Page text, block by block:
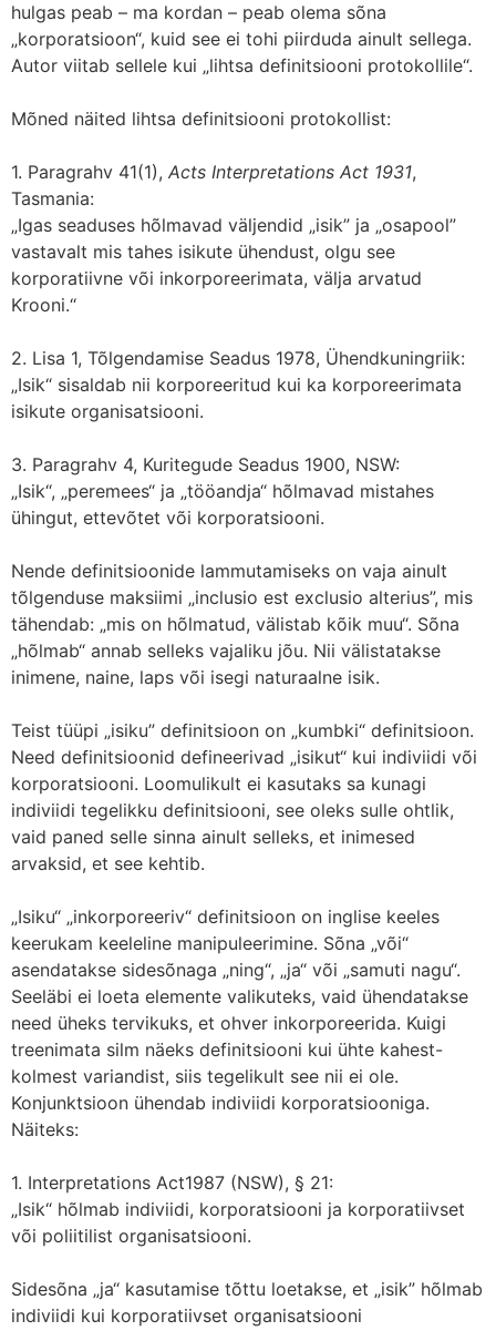
hulgas peab – ma kordan – peab olema sõna
„korporatsioon“, kuid see ei tohi piirduda ainult sellega.
Autor viitab sellele kui „lihtsa definitsiooni protokollile“.
Mõned näited lihtsa definitsiooni protokollist:
1. Paragrahv 41(1), Acts Interpretations Act 1931,
Tasmania:
„Igas seaduses hõlmavad väljendid „isik” ja „osapool”
vastavalt mis tahes isikute ühendust, olgu see
korporatiivne või inkorporeerimata, välja arvatud
Krooni.“
2. Lisa 1, Tõlgendamise Seadus 1978, Ühendkuningriik:
„Isik“ sisaldab nii korporeeritud kui ka korporeerimata
isikute organisatsiooni.
3. Paragrahv 4, Kuritegude Seadus 1900, NSW:
„Isik“, „peremees“ ja „tööandja“ hõlmavad mistahes
ühingut, ettevõtet või korporatsiooni.
Nende definitsioonide lammutamiseks on vaja ainult
tõlgenduse maksiimi „inclusio est exclusio alterius”, mis
tähendab: „mis on hõlmatud, välistab kõik muu“. Sõna
„hõlmab“ annab selleks vajaliku jõu. Nii välistatakse
inimene, naine, laps või isegi naturaalne isik.
Teist tüüpi „isiku” definitsioon on „kumbki“ definitsioon.
Need definitsioonid defineerivad „isikut“ kui indiviidi või
korporatsiooni. Loomulikult ei kasutaks sa kunagi
indiviidi tegelikku definitsiooni, see oleks sulle ohtlik,
vaid paned selle sinna ainult selleks, et inimesed
arvaksid, et see kehtib.
„Isiku“ „inkorporeeriv“ definitsioon on inglise keeles
keerukam keeleline manipuleerimine. Sõna „või“
asendatakse sidesõnaga „ning“, „ja“ või „samuti nagu“.
Seeläbi ei loeta elemente valikuteks, vaid ühendatakse
need üheks tervikuks, et ohver inkorporeerida. Kuigi
treenimata silm näeks definitsiooni kui ühte kahest-
kolmest variandist, siis tegelikult see nii ei ole.
Konjunktsioon ühendab indiviidi korporatsiooniga.
Näiteks:
1. Interpretations Act1987 (NSW), § 21:
„Isik“ hõlmab indiviidi, korporatsiooni ja korporatiivset
või poliitilist organisatsiooni.
Sidesõna „ja“ kasutamise tõttu loetakse, et „isik” hõlmab
indiviidi kui korporatiivset organisatsiooni